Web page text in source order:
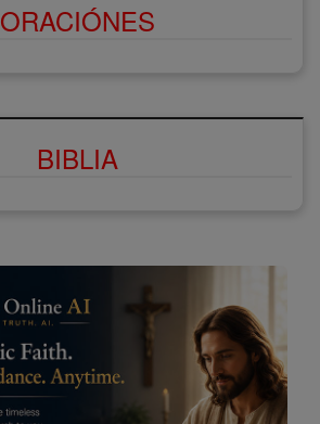
ORACIÓNES
BIBLIA